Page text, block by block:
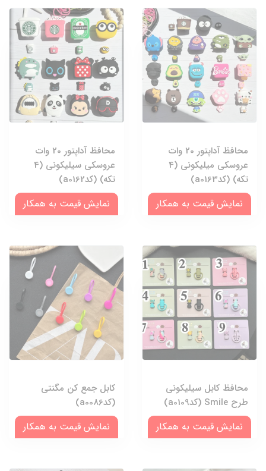
محافظ آداپتور 20 وات
عروسکی میلیکونی (4
تکه) (کدa0163)
نمایش قیمت به همکار
محافظ آداپتور 20 وات
عروسکی سیلیکونی (4
تکه) (کدa0162)
نمایش قیمت به همکار
محافظ کابل سیلیکونی
طرح Smile (کدa0109)
نمایش قیمت به همکار
کابل جمع کن مگنتی
(کدa0086)
نمایش قیمت به همکار